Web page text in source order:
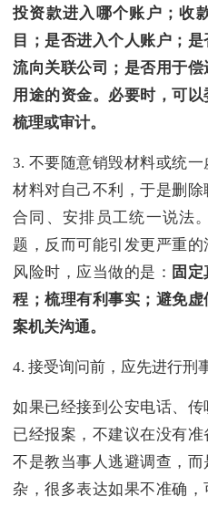
投资款进入哪个账户；收
目；是否进入个人账户；
流向关联公司；是否用于
用途的资金。必要时，可
梳理或审计。
3. 不要随意销毁材料或统
材料对自己不利，于是删
合同、安排员工统一说法
题，反而可能引发更严重
风险时，应当做的是： 固
程；梳理有利事实；避免
案机关沟通。
4. 接受询问前，应先进行刑
如果已经接到公安电话、
已经报案，不建议在没有
不是教当事人逃避调查，
杂，很多表达如果不准确，